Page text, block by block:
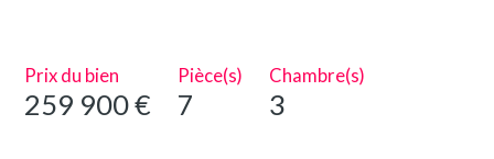
Prix du bien
259 900 €
Pièce(s)
7
Chambre(s)
3